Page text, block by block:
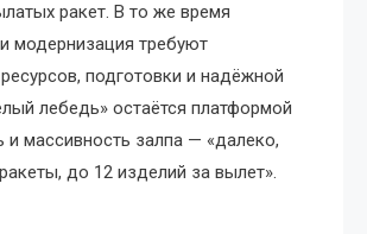
ракет. В то же время
модернизация требуют
подготовки и надёжной
лебедь» остаётся платформой
и массивность залпа — «далеко,
до 12 изделий за вылет».